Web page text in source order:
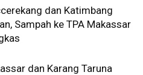
dan Katimbang
Sampah ke TPA Makassar
dan Karang Taruna